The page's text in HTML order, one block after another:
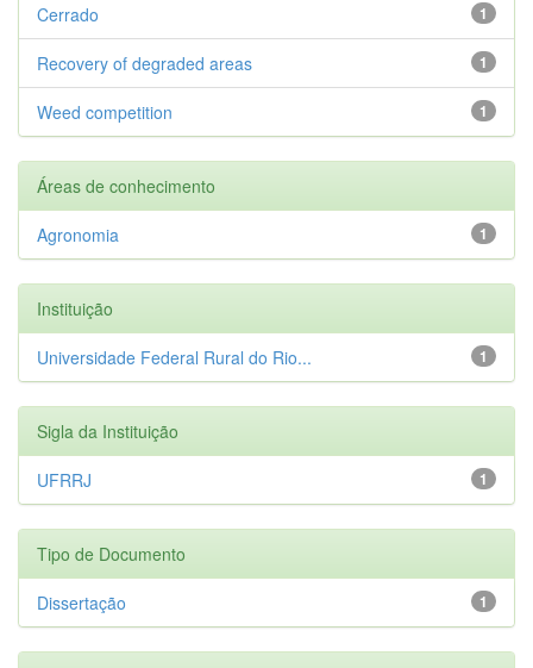
1
Cerrado
1
Recovery of degraded areas
1
Weed competition
Áreas de conhecimento
1
Agronomia
Instituição
1
Universidade Federal Rural do Rio...
Sigla da Instituição
1
UFRRJ
Tipo de Documento
1
Dissertação